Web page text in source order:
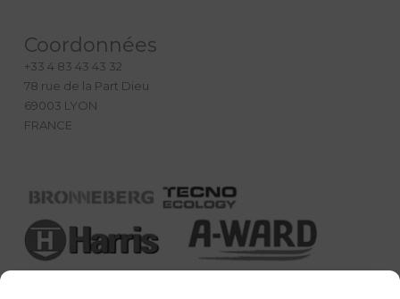
Coordonnées
+33 4 83 43 43 32
78 rue de la Part Dieu
69003 LYON
FRANCE